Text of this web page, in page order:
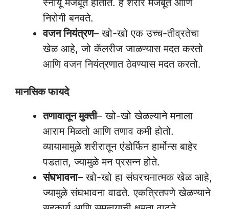
स्नायू मजबूत होतात. हे शरीर मजबूत आणि
निरोगी बनवते.
वजन नियंत्रण– खो-खो एक उच्च-तीव्रतेचा
खेळ आहे, जो कॅलरीज जाळण्यास मदत करतो
आणि वजन नियंत्रणात ठेवण्यास मदत करतो.
मानसिक फायदे
तणावातून मुक्ती– खो-खो खेळल्याने मनाला
आराम मिळतो आणि तणाव कमी होतो.
व्यायामामुळे शरीरातून एंडोर्फिन हार्मोन्स बाहेर
पडतात, ज्यामुळे मन प्रसन्न होते.
संघभावना– खो-खो हा संघरचनात्मक खेळ आहे,
ज्यामुळे संघभावना वाढते. एकत्रितपणे खेळण्याने